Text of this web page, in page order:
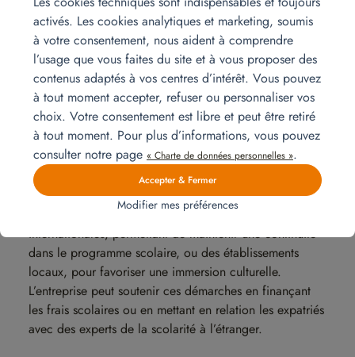
important de suivre une formation linguistique afin de
faciliter l’intégration.
La prise en charge de la famille
La mobilité internationale est souvent une expérience de
vie partagée par toute la famille et la réussite de cette
transition dépend largement du bien-être des proches
de l’employé expatrié.
Pour les enfants, trouver une école adaptée est une
priorité. Cela implique de choisir entre des écoles
internationales, permettant de maintenir une continuité
dans le programme scolaire, ou des établissements
locaux, pour favoriser une immersion culturelle.
L’entreprise peut soutenir ces démarches en finançant
les frais scolaires ou en mettant en relation les expatriés
avec des experts de la scolarité à l’étranger.
activés. Les cookies analytiques et marketing, soumis
à votre consentement, nous aident à comprendre
l’usage que vous faites du site et à vous proposer des
contenus adaptés à vos centres d’intérêt. Vous pouvez
à tout moment accepter, refuser ou personnaliser vos
choix. Votre consentement est libre et peut être retiré
à tout moment. Pour plus d’informations, vous pouvez
consulter notre page « Charte de données personnelles ».
Accepter & Fermer
Modifier mes préférences